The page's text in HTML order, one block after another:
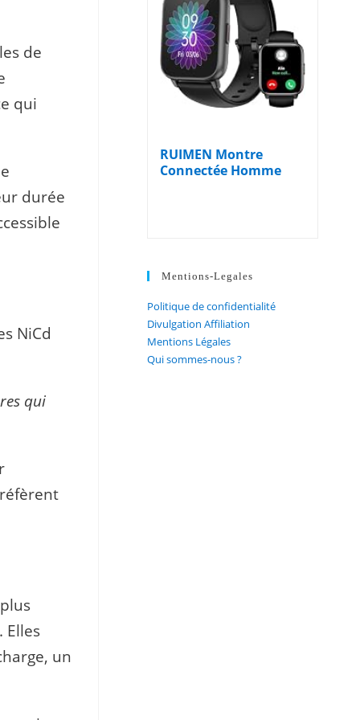
de
qui
durée
NiCd
qui
Elles
un
RUIMEN Montre
Connectée Homme
Mentions-Legales
Politique de confidentialité
Divulgation Affiliation
Mentions Légales
Qui sommes-nous ?